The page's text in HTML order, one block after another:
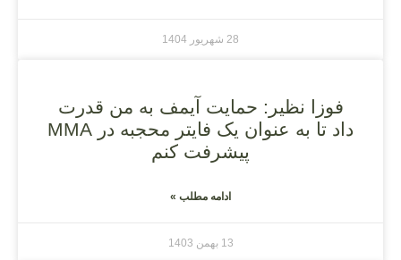
28 شهریور 1404
فوزا نظیر: حمایت آیمف به من قدرت
داد تا به عنوان یک فایتر محجبه در MMA
پیشرفت کنم
ادامه مطلب »
13 بهمن 1403